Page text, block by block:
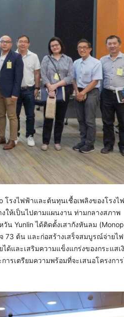
โรงไฟฟ้าและต้นทุนเชื้อเพลิงของโรงไ
ให้เป็นไปตามแผนงาน ท่ามกลางสภาพ
น Yunlin ได้ติดตั้งเสากังหันลม
73 ต้น และก่อสร้างเสร็จสมบูรณ์จ่ายไ
ด้และเสริมความแข็งแกร่งของกระแสเ
ารเตรียมความพร้อมที่จะเสนอโครงการ